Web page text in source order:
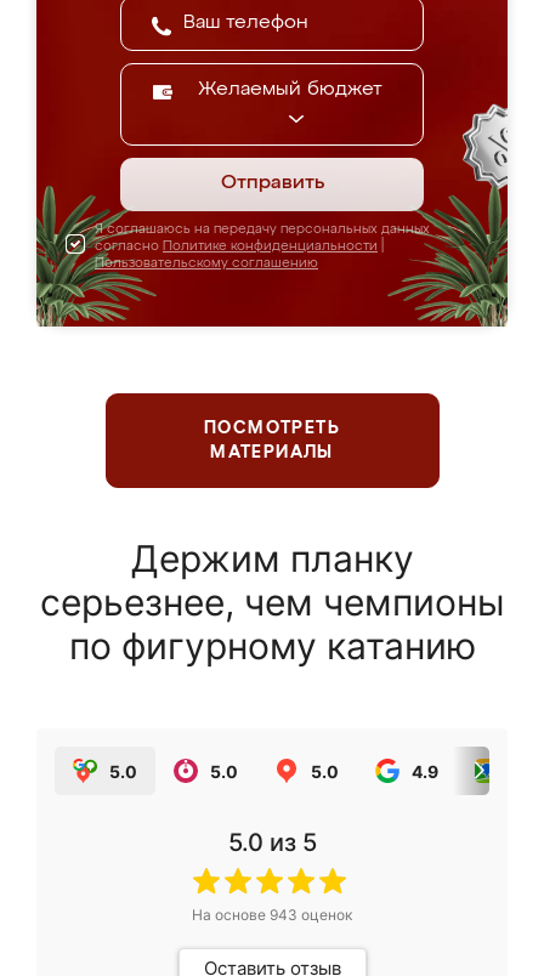
Желаемый бюджет
Отправить
Я соглашаюсь на передачу персональных данных
согласно Политике конфиденциальности
Пользовательскому соглашению
ПОСМОТРЕТЬ
МАТЕРИАЛЫ
Держим планку
серьезнее, чем чемпионы
по фигурному катанию
5.0 5.0 5.0 4.9
5.0 из 5
На основе 943 оценок
Оставить отзыв